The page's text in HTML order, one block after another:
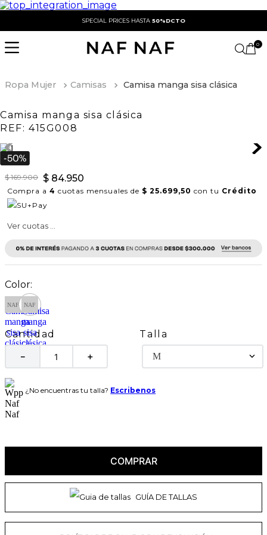
SPECIAL PRICES HASTA 50%DCTO
0
Ropa Mujer Camisas Camisa manga sisa clásica
Camisa manga sisa clásica
REF: 415G008
$ 169.900 $ 84.950
Compra a 4 cuotas mensuales de $ 25.699,50 con tu Crédito
Ver cuotas ...
Cantidad
＋
－
Talla
M
¿No encuentras tu talla? Escribenos
COMPRAR
GUÍA DE TALLAS